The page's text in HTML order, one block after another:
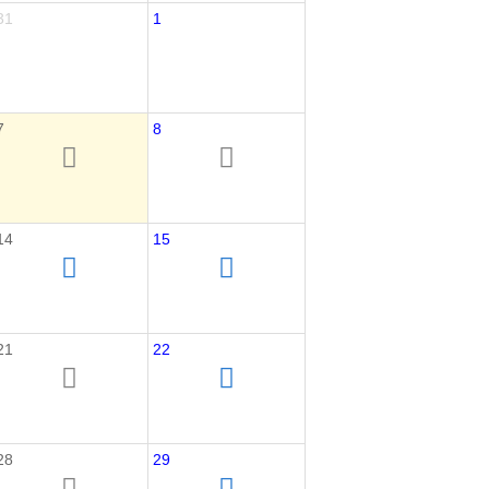
1
8
15
22
29